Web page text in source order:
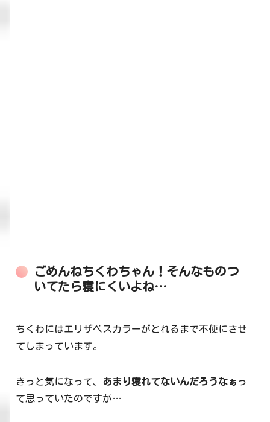
ごめんねちくわちゃん！そんなものつ
いてたら寝にくいよね…
ちくわにはエリザベスカラーがとれるまで不便にさせ
てしまっています。
きっと気になって、 あまり寝れてないんだろうなぁ っ
て思っていたのですが…